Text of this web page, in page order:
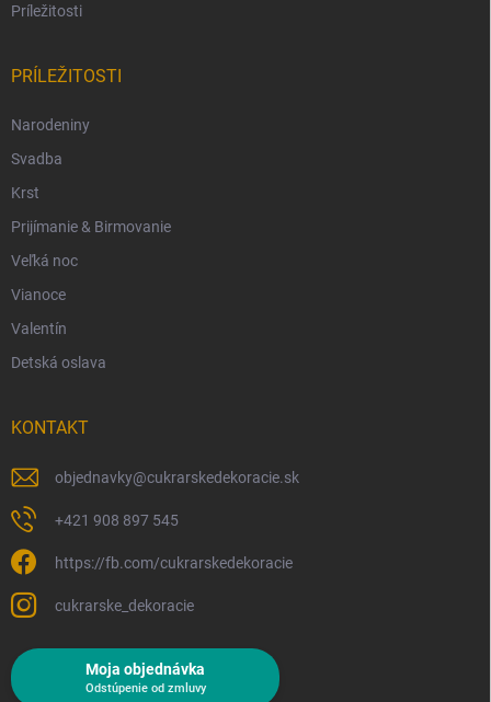
Príležitosti
PRÍLEŽITOSTI
Narodeniny
Svadba
Krst
Prijímanie & Birmovanie
Veľká noc
Vianoce
Valentín
Detská oslava
KONTAKT
objednavky@cukrarskedekoracie.sk
+421 908 897 545
https://fb.com/cukrarskedekoracie
cukrarske_dekoracie
Moja objednávka
Odstúpenie od zmluvy